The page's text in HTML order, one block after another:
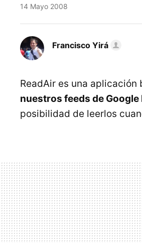
14 Mayo 2008
Francisco Yirá
ReadAir es una aplicación
nuestros feeds de
posibilidad de leerlos